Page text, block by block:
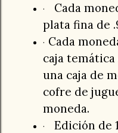
·
Cada
plata fina de
· Cada
caja
una caja de
cofre de
moneda.
· Edición de